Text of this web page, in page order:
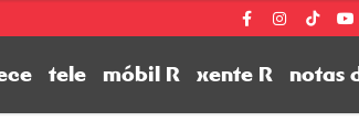
tele móbil R xente R notas